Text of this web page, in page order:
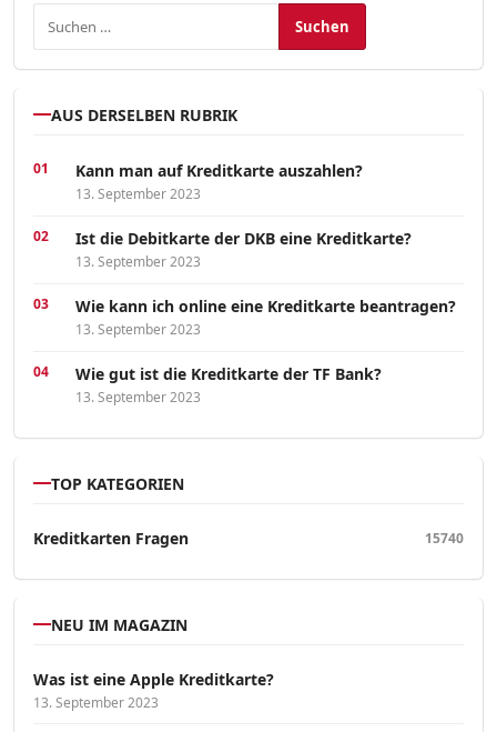
AUS DERSELBEN RUBRIK
Kann man auf Kreditkarte auszahlen?
13. September 2023
Ist die Debitkarte der DKB eine Kreditkarte?
13. September 2023
Wie kann ich online eine Kreditkarte beantragen?
13. September 2023
Wie gut ist die Kreditkarte der TF Bank?
13. September 2023
TOP KATEGORIEN
Kreditkarten Fragen 15740
NEU IM MAGAZIN
Was ist eine Apple Kreditkarte?
13. September 2023